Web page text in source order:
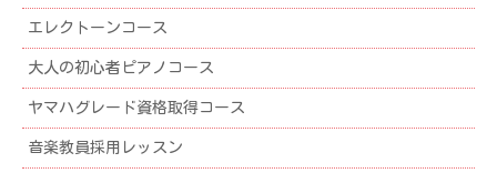
エレクトーンコース
大人の初心者ピアノコース
ヤマハグレード資格取得コース
音楽教員採用レッスン